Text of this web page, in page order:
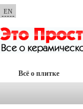
EN
Всё о плитке